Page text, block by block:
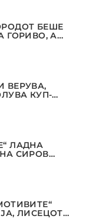
БЕШЕ
ГОРИВО, А
ВЕРУВА,
КУП-
ЛАДНА
СИРОВ
ЛИСЕЦОТ